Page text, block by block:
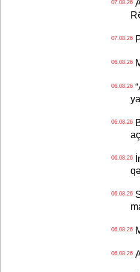
07.08.26
07.08.26
06.08.26
06.08.26
06.08.26
06.08.26
06.08.26
06.08.26
06.08.26